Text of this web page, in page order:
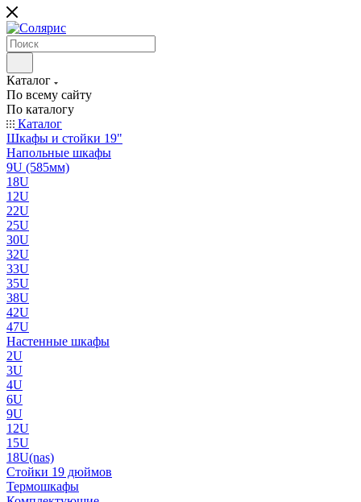
Каталог
По всему сайту
По каталогу
Каталог
Шкафы и стойки 19"
Напольные шкафы
9U (585мм)
18U
12U
22U
25U
30U
32U
33U
35U
38U
42U
47U
Настенные шкафы
2U
3U
4U
6U
9U
12U
15U
18U(nas)
Стойки 19 дюймов
Термошкафы